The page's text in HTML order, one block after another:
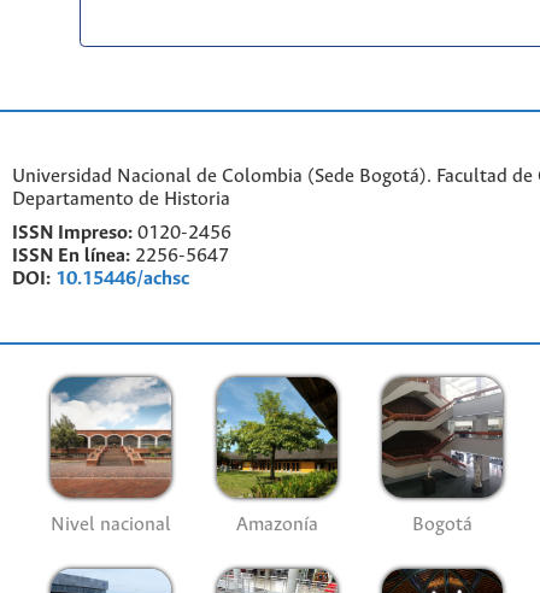
Universidad Nacional de Colombia (Sede Bogotá). Facultad de
Departamento de Historia
ISSN Impreso: 0120-2456
ISSN En línea: 2256-5647
DOI: 10.15446/achsc
Nivel nacional Amazonía Bogotá